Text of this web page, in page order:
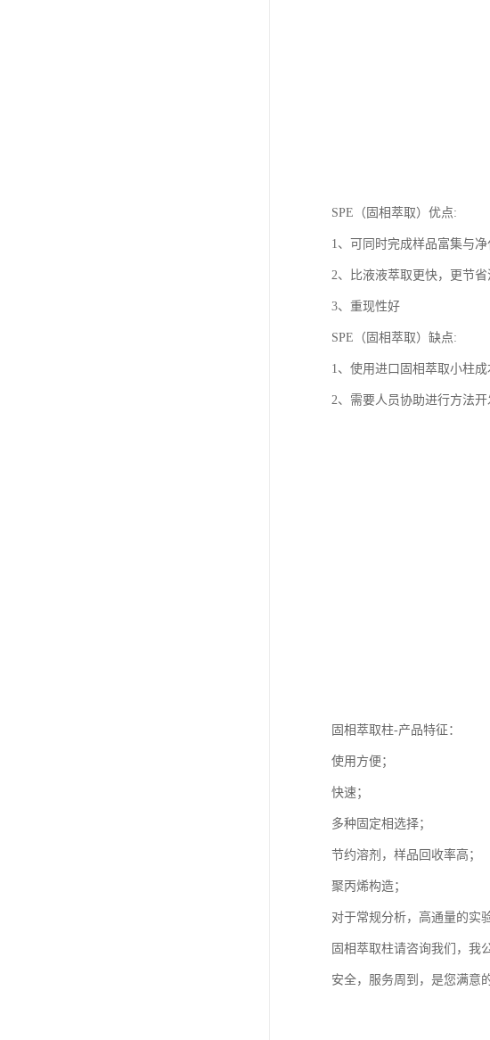
SPE（固相萃取）优点:
1、可同时完成样品富集与
2、比液液萃取更快，更节省
3、重现性好
SPE（固相萃取）缺点:
1、使用进口固相萃取小柱成
2、需要人员协助进行方法开
固相萃取柱-产品特征：
使用方便；
快速；
多种固定相选择；
节约溶剂，样品回收率高；
聚丙烯构造；
对于常规分析，高通量的实
固相萃取柱请咨询我们，我
安全，服务周到，是您满意